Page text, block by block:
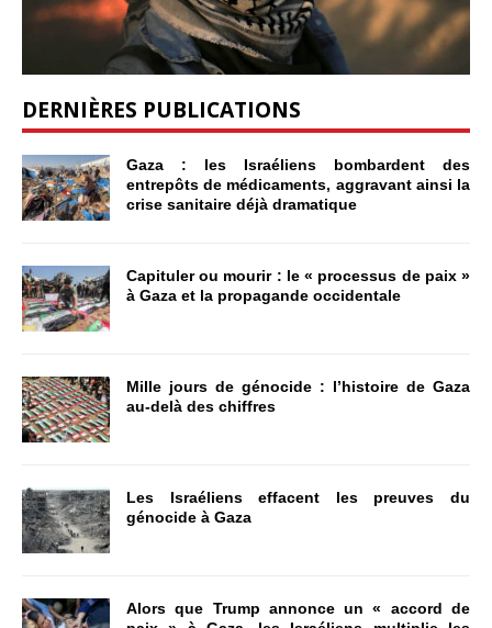
DERNIÈRES PUBLICATIONS
Gaza : les Israéliens bombardent des
entrepôts de médicaments, aggravant ainsi la
crise sanitaire déjà dramatique
Capituler ou mourir : le « processus de paix »
à Gaza et la propagande occidentale
Mille jours de génocide : l’histoire de Gaza
au-delà des chiffres
Les Israéliens effacent les preuves du
génocide à Gaza
Alors que Trump annonce un « accord de